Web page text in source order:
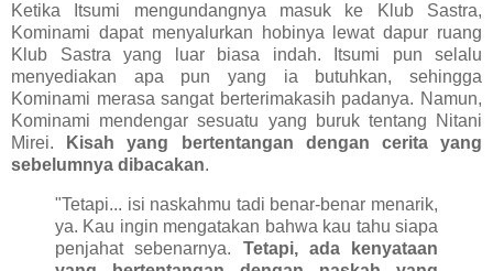
Ketika Itsumi mengundangnya masuk ke Klub Sastra,
Kominami dapat menyalurkan hobinya lewat dapur ruang
Klub Sastra yang luar biasa indah. Itsumi pun selalu
menyediakan apa pun yang ia butuhkan, sehingga
Kominami merasa sangat berterimakasih padanya. Namun,
Kominami mendengar sesuatu yang buruk tentang Nitani
Mirei.
Kisah yang bertentangan dengan cerita yang
sebelumnya dibacakan.
"Tetapi... isi naskahmu tadi benar-benar menarik,
ya. Kau ingin mengatakan bahwa kau tahu siapa
penjahat sebenarnya. Tetapi, ada kenyataan